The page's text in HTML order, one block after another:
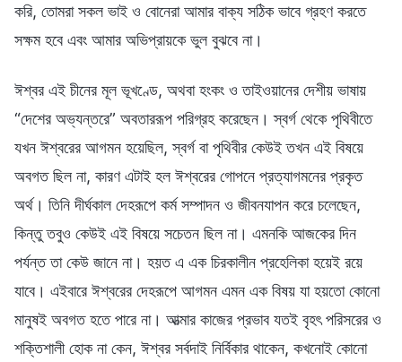
করি, তোমরা সকল ভাই ও বোনেরা আমার বাক্য সঠিক ভাবে গ্রহণ করতে
সক্ষম হবে এবং আমার অভিপ্রায়কে ভুল বুঝবে না।
ঈশ্বর এই চীনের মূল ভূখণ্ডে, অথবা হংকং ও তাইওয়ানের দেশীয় ভাষায়
“দেশের অভ্যন্তরে” অবতাররূপ পরিগ্রহ করেছেন। স্বর্গ থেকে পৃথিবীতে
যখন ঈশ্বরের আগমন হয়েছিল, স্বর্গ বা পৃথিবীর কেউই তখন এই বিষয়ে
অবগত ছিল না, কারণ এটাই হল ঈশ্বরের গোপনে প্রত্যাগমনের প্রকৃত
অর্থ। তিনি দীর্ঘকাল দেহরূপে কর্ম সম্পাদন ও জীবনযাপন করে চলেছেন,
কিন্তু তবুও কেউই এই বিষয়ে সচেতন ছিল না। এমনকি আজকের দিন
পর্যন্ত তা কেউ জানে না। হয়ত এ এক চিরকালীন প্রহেলিকা হয়েই রয়ে
যাবে। এইবারে ঈশ্বরের দেহরূপে আগমন এমন এক বিষয় যা হয়তো কোনো
মানুষই অবগত হতে পারে না। আত্মার কাজের প্রভাব যতই বৃহৎ পরিসরের ও
শক্তিশালী হোক না কেন, ঈশ্বর সর্বদাই নির্বিকার থাকেন, কখনোই কোনো